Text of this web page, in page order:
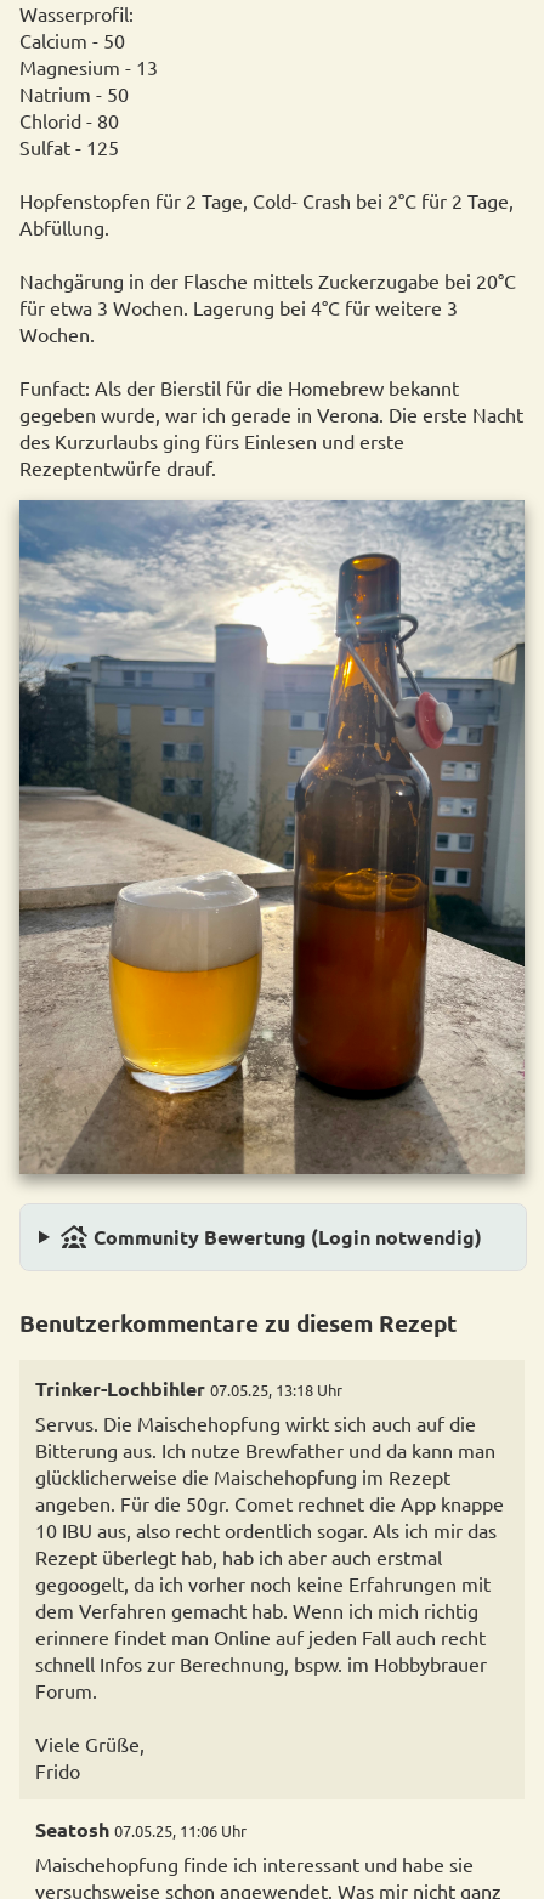
Wasserprofil:
Calcium - 50
Magnesium - 13
Natrium - 50
Chlorid - 80
Sulfat - 125
Hopfenstopfen für 2 Tage, Cold- Crash bei 2°C für 2 Tage,
Abfüllung.
Nachgärung in der Flasche mittels Zuckerzugabe bei 20°C
für etwa 3 Wochen. Lagerung bei 4°C für weitere 3
Wochen.
Funfact: Als der Bierstil für die Homebrew bekannt
gegeben wurde, war ich gerade in Verona. Die erste Nacht
des Kurzurlaubs ging fürs Einlesen und erste
Rezeptentwürfe drauf.
family_group Community Bewertung (Login notwendig)
Benutzerkommentare zu diesem Rezept
Trinker-Lochbihler 07.05.25, 13:18 Uhr
Servus. Die Maischehopfung wirkt sich auch auf die
Bitterung aus. Ich nutze Brewfather und da kann man
glücklicherweise die Maischehopfung im Rezept
angeben. Für die 50gr. Comet rechnet die App knappe
10 IBU aus, also recht ordentlich sogar. Als ich mir das
Rezept überlegt hab, hab ich aber auch erstmal
gegoogelt, da ich vorher noch keine Erfahrungen mit
dem Verfahren gemacht hab. Wenn ich mich richtig
erinnere findet man Online auf jeden Fall auch recht
schnell Infos zur Berechnung, bspw. im Hobbybrauer
Forum.
Viele Grüße,
Frido
Seatosh 07.05.25, 11:06 Uhr
Maischehopfung finde ich interessant und habe sie
versuchsweise schon angewendet. Was mir nicht ganz